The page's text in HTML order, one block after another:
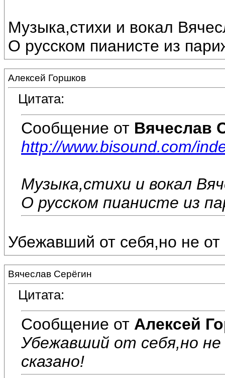
Музыка,стихи и вокал
О русском пианисте из
Алексей Горшков
Цитата:
Сообщение от Вячеслав
http://www.bisound.com/
Музыка,стихи и вокал
О русском пианисте из
Убежавший от себя,но не
Вячеслав Серёгин
Цитата:
Сообщение от Алексей
Убежавший от себя,но
сказано!